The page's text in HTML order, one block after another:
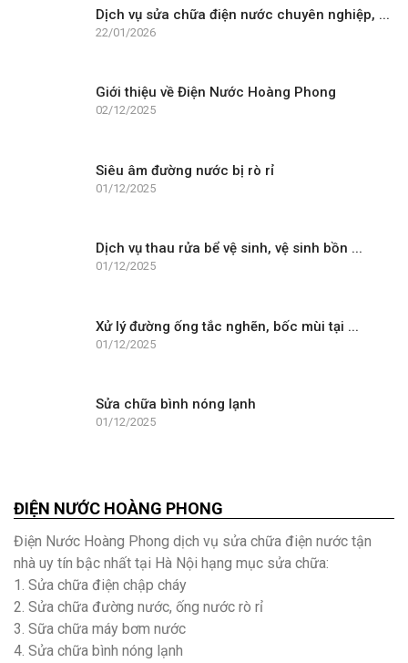
Dịch vụ sửa chữa điện nước chuyên nghiệp, ...
22/01/2026
Giới thiệu về Điện Nước Hoàng Phong
02/12/2025
Siêu âm đường nước bị rò rỉ
01/12/2025
Dịch vụ thau rửa bể vệ sinh, vệ sinh bồn ...
01/12/2025
Xử lý đường ống tắc nghẽn, bốc mùi tại ...
01/12/2025
Sửa chữa bình nóng lạnh
01/12/2025
ĐIỆN NƯỚC HOÀNG PHONG
Điện Nước Hoàng Phong dịch vụ sửa chữa điện nước tận
nhà uy tín bậc nhất tại Hà Nội hạng mục sửa chữa:
1. Sửa chữa điện chập cháy
2. Sửa chữa đường nước, ống nước rò rỉ
3. Sữa chữa máy bơm nước
4. Sửa chữa bình nóng lạnh